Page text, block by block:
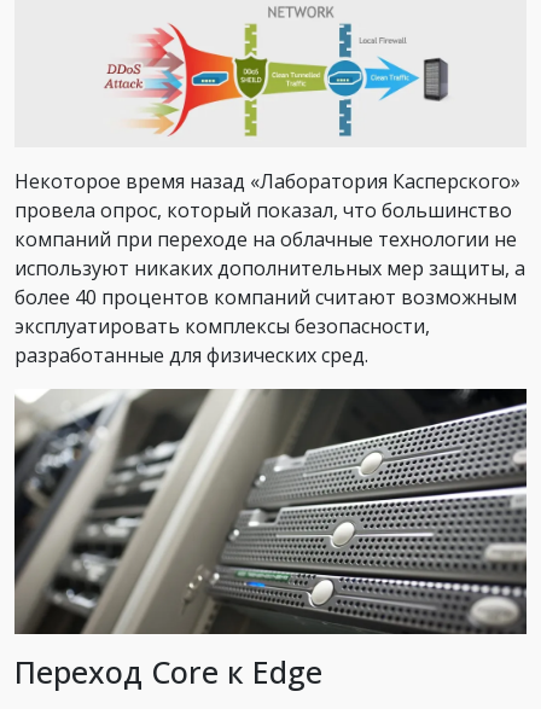
Некоторое время назад «Лаборатория Касперского»
провела опрос, который показал, что большинство
компаний при переходе на облачные технологии не
используют никаких дополнительных мер защиты, а
более 40 процентов компаний считают возможным
эксплуатировать комплексы безопасности,
разработанные для физических сред.
Переход Core к Edge